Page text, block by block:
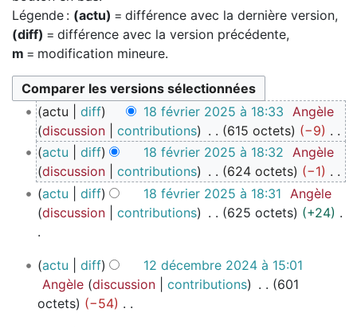
Légende : (actu) = différence avec la dernière version,
(diff) = différence avec la version précédente,
m = modification mineure.
actu diff 18 février 2025 à 18:33
Angèle
discussion
contributions 615 octets
−9
A
u
c
u
n
é
u
actu diff 18 février 2025 à 18:32 Angèle
discussion
contributions 624 octets
−1
A
u
n
é
actu diff 18 février 2025 à 18:31 Angèle
discussion
contributions 625 octets +24
u
c
u
actu diff
12 décembre 2024 à 15:01
Angèle discussion contributions
601
octets
−54